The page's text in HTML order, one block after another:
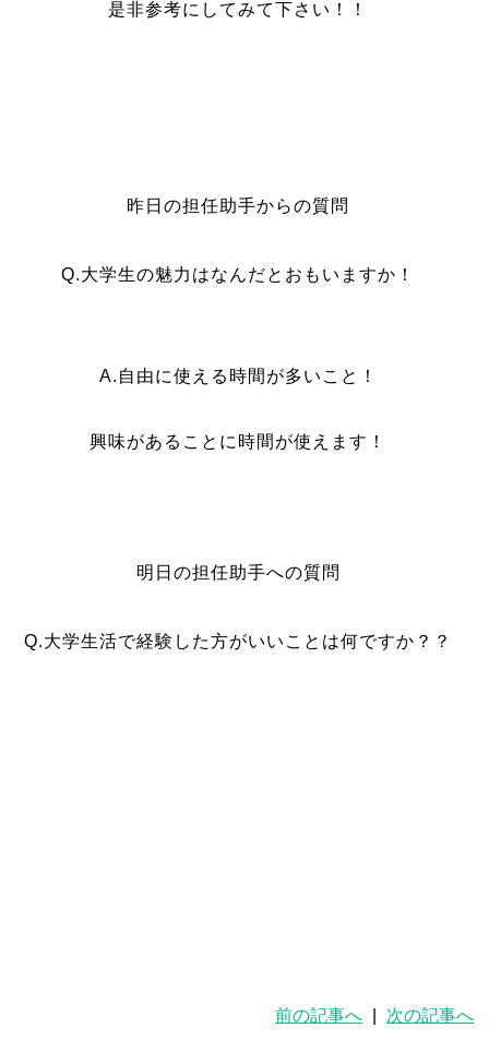
是非参考にしてみて下さい！！
昨日の担任助手からの質問
Q.大学生の魅力はなんだとおもいますか！
A.自由に使える時間が多いこと！
興味があることに時間が使えます！
明日の担任助手への質問
Q.大学生活で経験した方がいいことは何ですか？？
前の記事へ 次の記事へ